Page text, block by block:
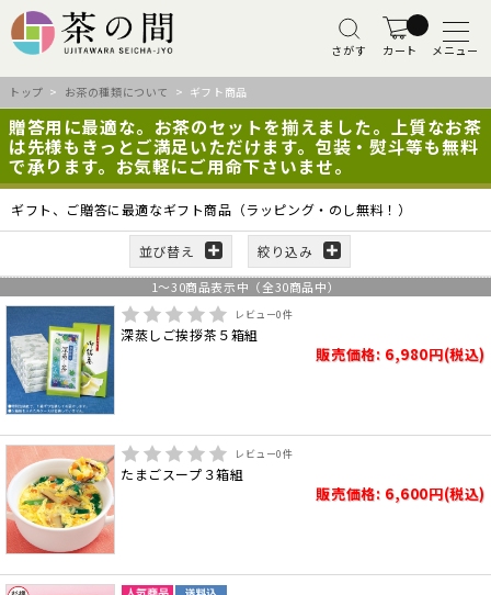
さがす カート メニュー
トップ > お茶の種類について > ギフト商品
贈答用に最適な。お茶のセットを揃えました。上質なお茶
は先様もきっとご満足いただけます。包装・熨斗等も無料
で承ります。お気軽にご用命下さいませ。
ギフト、ご贈答に最適なギフト商品（ラッピング・のし無料！）
並び替え 絞り込み
1～30商品表示中（全30商品中）
レビュー0件
深蒸しご挨拶茶５箱組
販売価格: 6,980円(税込)
レビュー0件
たまごスープ３箱組
販売価格: 6,600円(税込)